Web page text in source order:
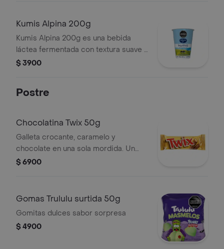
Kumis Alpina 200g
Kumis Alpina 200g es una bebida
láctea fermentada con textura suave y
sabor ligeramente ácido.
$ 3900
Postre
Chocolatina Twix 50g
Galleta crocante, caramelo y
chocolate en una sola mordida. Un
clásico para matar el antojo.
$ 6900
Gomas Trululu surtida 50g
Gomitas dulces sabor sorpresa
$ 4900